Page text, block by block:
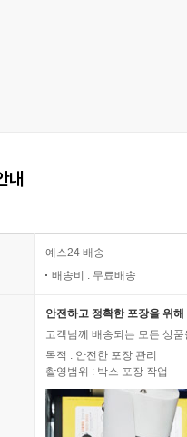
내
예스24 배송
배송비 : 무료배송
안전하고 정확한 포장을 위
고객님께 배송되는 모든 상
목적 : 안전한 포장 관리
촬영범위 : 박스 포장 작업